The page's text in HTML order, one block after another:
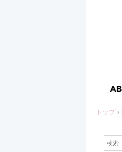
トップ ›